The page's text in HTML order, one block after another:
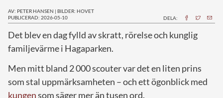
AV: PETER HANSEN | BILDER: HOVET
PUBLICERAD: 2026-05-10
DELA:
Det blev en dag fylld av skratt, rörelse och kunglig
familjevärme i Hagaparken.
Men mitt bland 2 000 scouter var det en liten prins
som stal uppmärksamheten – och ett ögonblick med
kungensom säger mer än tusen ord.